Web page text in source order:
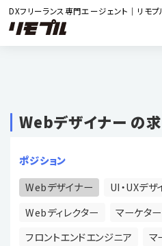
DXフリーランス専門エージェント｜リモプ
Webデザイナー の
ポジション
Webデザイナー
UI・UXデザ
Webディレクター
マーケター
フロントエンドエンジニア
マ